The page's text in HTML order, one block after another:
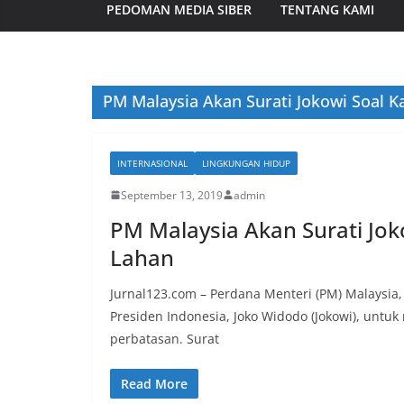
PEDOMAN MEDIA SIBER TENTANG KAMI
PM Malaysia Akan Surati Jokowi Soal
INTERNASIONAL LINGKUNGAN HIDUP
September 13, 2019 admin
PM Malaysia Akan Surati
Lahan
Jurnal123.com – Perdana Menteri (PM)
Presiden Indonesia, Joko Widodo (Jokowi),
perbatasan. Surat
Read More